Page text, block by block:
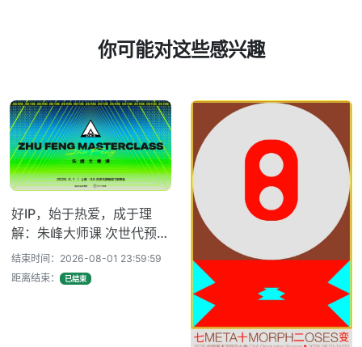
你可能对这些感兴趣
好IP，始于热爱，成于理
解：朱峰大师课 次世代预研
会火热报名中！
结束时间：2026-08-01 23:59:59
距离结束：
已结束